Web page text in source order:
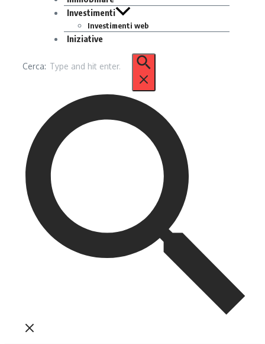
Investimenti
Investimenti web
Iniziative
Cerca: